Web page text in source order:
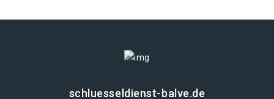
schluesseldienst-balve.de